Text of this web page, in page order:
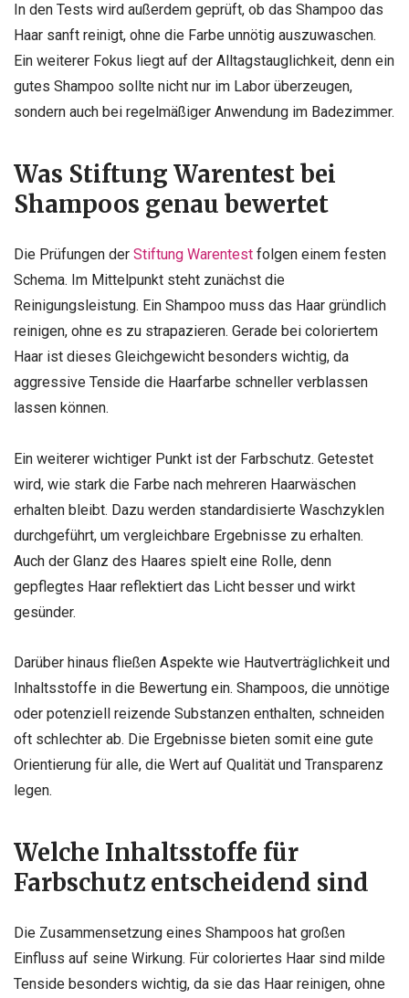
In den Tests wird außerdem geprüft, ob das Shampoo das
Haar sanft reinigt, ohne die Farbe unnötig auszuwaschen.
Ein weiterer Fokus liegt auf der Alltagstauglichkeit, denn ein
gutes Shampoo sollte nicht nur im Labor überzeugen,
sondern auch bei regelmäßiger Anwendung im Badezimmer.
Was Stiftung Warentest bei
Shampoos genau bewertet
Die Prüfungen der Stiftung Warentest folgen einem festen
Schema. Im Mittelpunkt steht zunächst die
Reinigungsleistung. Ein Shampoo muss das Haar gründlich
reinigen, ohne es zu strapazieren. Gerade bei coloriertem
Haar ist dieses Gleichgewicht besonders wichtig, da
aggressive Tenside die Haarfarbe schneller verblassen
lassen können.
Ein weiterer wichtiger Punkt ist der Farbschutz. Getestet
wird, wie stark die Farbe nach mehreren Haarwäschen
erhalten bleibt. Dazu werden standardisierte Waschzyklen
durchgeführt, um vergleichbare Ergebnisse zu erhalten.
Auch der Glanz des Haares spielt eine Rolle, denn
gepflegtes Haar reflektiert das Licht besser und wirkt
gesünder.
Darüber hinaus fließen Aspekte wie Hautverträglichkeit und
Inhaltsstoffe in die Bewertung ein. Shampoos, die unnötige
oder potenziell reizende Substanzen enthalten, schneiden
oft schlechter ab. Die Ergebnisse bieten somit eine gute
Orientierung für alle, die Wert auf Qualität und Transparenz
legen.
Welche Inhaltsstoffe für
Farbschutz entscheidend sind
Die Zusammensetzung eines Shampoos hat großen
Einfluss auf seine Wirkung. Für coloriertes Haar sind milde
Tenside besonders wichtig, da sie das Haar reinigen, ohne